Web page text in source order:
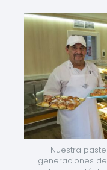
Nuestra
generaciones